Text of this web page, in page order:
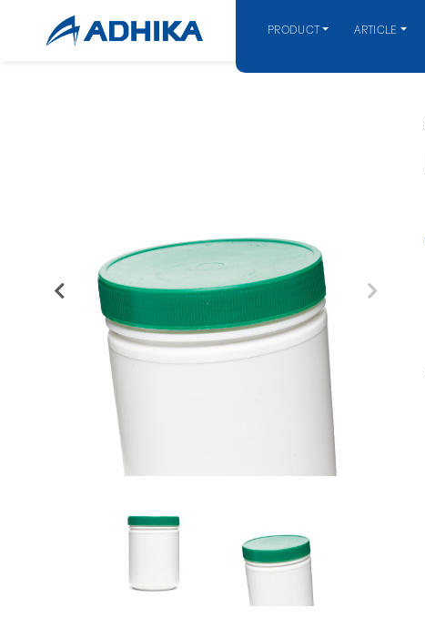
PRODUCT ARTICLE